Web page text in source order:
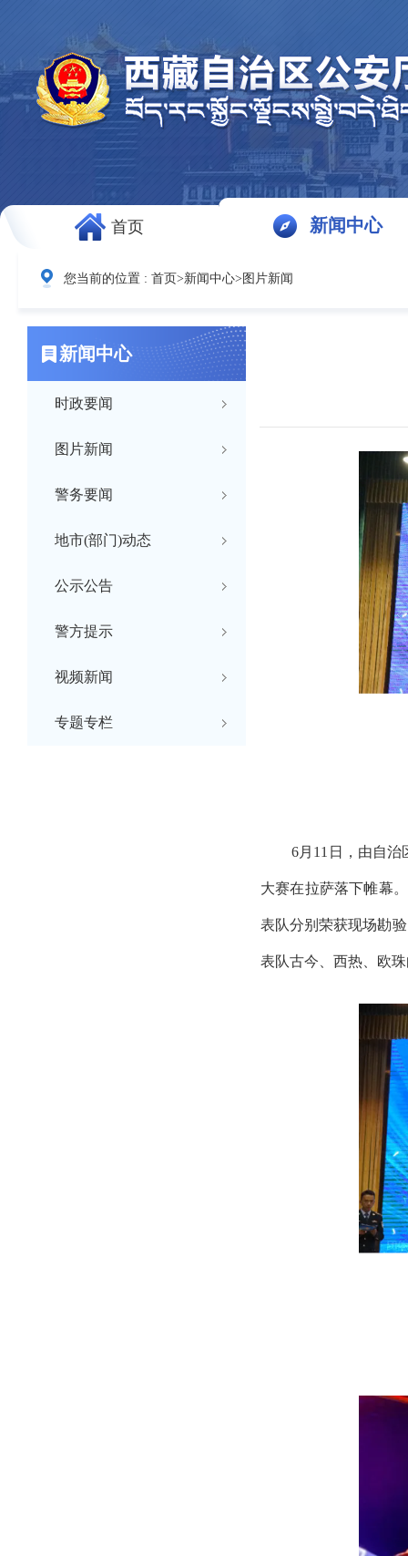
首页 新闻中心
您当前的位置 : 首页>新闻中心> 图片新闻
新闻中心
时政要闻
图片新闻
警务要闻
地市(部门)动态
公示公告
警方提示
视频新闻
专题专栏
6月11日，由自
大赛在拉萨落下帷幕
表队分别荣获现场勘
表队古今、西热、欧